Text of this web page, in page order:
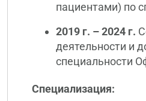
пациентами) по
2019 г. – 2024 г.
деятельности и
специальности
Специализация: